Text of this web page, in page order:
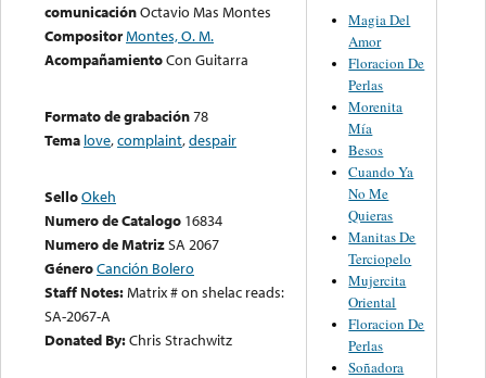
comunicaciónOctavio Mas Montes
CompositorMontes, O. M.
AcompañamientoCon Guitarra
Formato de grabación78
Tema love,complaint,despair
SelloOkeh
Numero de Catalogo 16834
Numero de MatrizSA 2067
GéneroCanción Bolero
Staff Notes:Matrix # on shelac reads:
SA-2067-A
Donated By:Chris Strachwitz
Magia Del
Amor
Floracion De
Perlas
Morenita
Mía
Besos
Cuando Ya
No Me
Quieras
Manitas De
Terciopelo
Mujercita
Oriental
Floracion De
Perlas
Soñadora